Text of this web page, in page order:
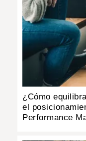
¿Cómo
el
Performance